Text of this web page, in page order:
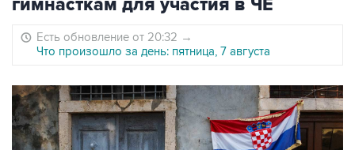
гимнасткам для участия в ЧЕ
Есть обновление от 20:32 →
Что произошло за день: пятница, 7 августа